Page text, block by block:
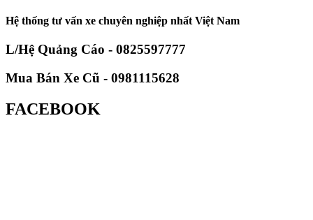
Hệ thống tư vấn xe chuyên nghiệp nhất Việt Nam
L/Hệ Quảng Cáo - 0825597777
Mua Bán Xe Cũ - 0981115628
FACEBOOK